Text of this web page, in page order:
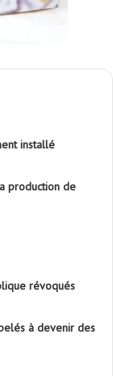
installé
production de
révoqués
à devenir des